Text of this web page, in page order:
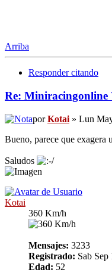
Arriba
Responder citando
Re: Miniracingonline
porKotai » Lun
Bueno, parece que exagera
Saludos
Kotai
360 Km/h
Mensajes: 3233
Registrado: Sab
Edad: 52